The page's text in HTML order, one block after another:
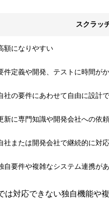
スクラッ
額になりやすい
件定義や開発、テストに時間が
社の要件にあわせて自由に設計
新に専門知識や開発会社への依
社または開発会社で継続的に対
自要件や複雑なシステム連携が
対応できない独自機能や